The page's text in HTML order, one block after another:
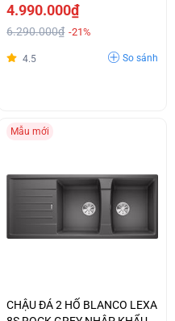
4.990.000₫
6.290.000₫ -21%
4.5 So sánh
Mẫu mới
CHẬU ĐÁ 2 HỐ BLANCO LEXA